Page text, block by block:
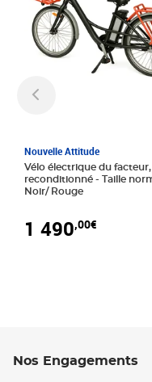
Nouvelle Attitude
Vélo électrique du facteur,
reconditionné - Taille normale -
Noir/ Rouge
1 490,00€
Nos Engagements